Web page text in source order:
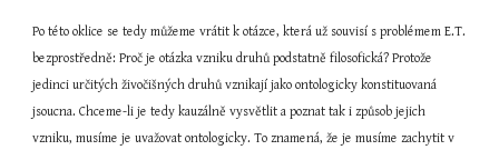
Po této oklice se tedy můžeme vrátit k otázce, která už souvisí s problémem E.T.
bezprostředně: Proč je otázka vzniku druhů podstatně filosofická? Protože
jedinci určitých živočišných druhů vznikají jako ontologicky konstituovaná
jsoucna. Chceme-li je tedy kauzálně vysvětlit a poznat tak i způsob jejich
vzniku, musíme je uvažovat ontologicky. To znamená, že je musíme zachytit v